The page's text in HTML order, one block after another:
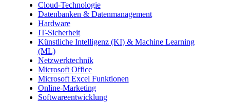
Cloud-Technologie
Datenbanken & Datenmanagement
Hardware
IT-Sicherheit
Künstliche Intelligenz (KI) & Machine Learning
(ML)
Netzwerktechnik
Microsoft Office
Microsoft Excel Funktionen
Online-Marketing
Softwareentwicklung